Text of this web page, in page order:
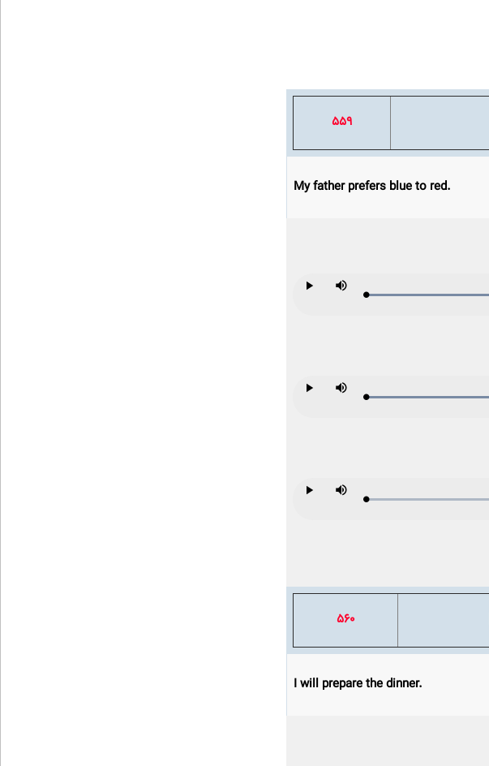
559
My father prefers blue to red.
Progress:
Progress:
Loaded:
Progress:
560
I will prepare the dinner.